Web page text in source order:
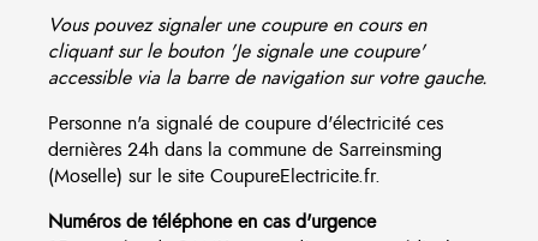
Vous pouvez signaler une coupure en cours en
cliquant sur le bouton 'Je signale une coupure'
accessible via la barre de navigation sur votre gauche.
Personne n'a signalé de coupure d'électricité ces
dernières 24h dans la commune de Sarreinsming
(Moselle) sur le site CoupureElectricite.fr.
Numéros de téléphone en cas d'urgence